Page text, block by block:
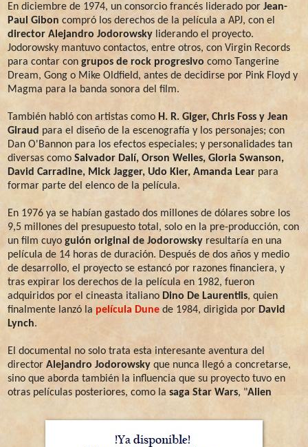
En diciembre de 1974, un consorcio francés liderado por Jean-
Paul Gibon compró los derechos de la película a APJ, con el
director Alejandro Jodorowsky liderando el proyecto.
Jodorowsky mantuvo contactos, entre otros, con Virgin Records
para contar con grupos de rock progresivo como Tangerine
Dream, Gong o Mike Oldfield, antes de decidirse por Pink Floyd y
Magma para la banda sonora del film.
También habló con artistas como H. R. Giger, Chris Foss y Jean
Giraud para el diseño de la escenografía y los personajes; con
Dan O'Bannon para los efectos especiales; y personalidades tan
diversas como Salvador Dalí, Orson Welles, Gloria Swanson,
David Carradine, Mick Jagger, Udo Kier, Amanda Lear para
formar parte del elenco de la película.
En 1976 ya se habían gastado dos millones de dólares sobre los
9,5 millones del presupuesto total, solo en la pre-producción, con
un film cuyo guión original de Jodorowsky resultaría en una
película de 14 horas de duración. Después de dos años y medio
de desarrollo, el proyecto se estancó por razones financiera, y
tras expirar los derechos de la película en 1982, fueron
adquiridos por el cineasta italiano Dino De Laurentiis, quien
finalmente lanzó la película Dune de 1984, dirigida por David
Lynch.
El documental no solo trata esta interesante aventura del
director Alejandro Jodorowsky que nunca llegó a concretarse,
sino que aborda también la influencia que su proyecto tuvo en
otras películas posteriores, como la saga Star Wars, "Alien